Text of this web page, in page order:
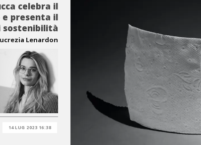
celebra il
presenta il
sostenibilità
Lenardon
14 LUG 2023 16:38